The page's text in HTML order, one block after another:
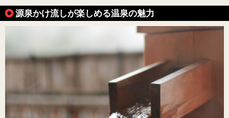
源泉かけ流しが楽しめる温泉の魅力